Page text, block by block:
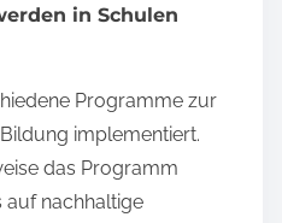
in Schulen
Programme zur
implementiert.
das Programm
auf nachhaltige